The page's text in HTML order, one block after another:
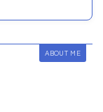
ABOUT ME